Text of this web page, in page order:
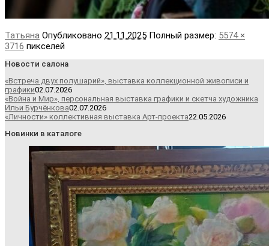
Татьяна Опубликовано 21.11.2025 Полный размер: 5574 ×
3716 пикселей
Новости салона
«Встреча двух полушарий», выставка коллекционной живописи и
графики02.07.2026
«Война и Мир», персональная выставка графики и скетча художника
Ильи Бурчёнкова02.07.2026
«Личности» коллективная выставка Арт-проекта22.05.2026
Новинки в каталоге